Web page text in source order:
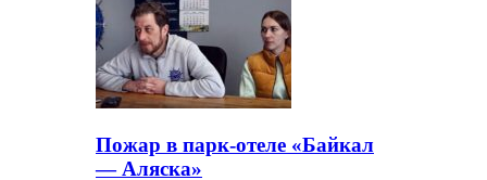
Пожар в парк-отеле «Байкал
— Аляска»